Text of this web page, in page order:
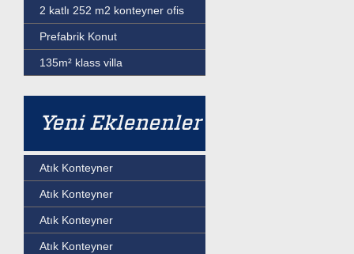
2 katlı 252 m2 konteyner ofis
Prefabrik Konut
135m² klass villa
Yeni Eklenenler
Atık Konteyner
Atık Konteyner
Atık Konteyner
Atık Konteyner